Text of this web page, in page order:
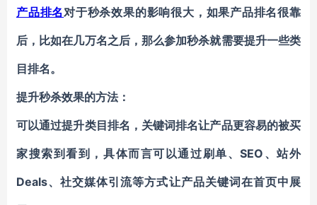
产品排名对于秒杀效果的影响很大，如果产品排名很靠
后，比如在几万名之后，那么参加秒杀就需要提升一些类
目排名。
提升秒杀效果的方法：
可以通过提升类目排名，关键词排名让产品更容易的被买
家搜索到看到，具体而言可以通过刷单、SEO、站外
Deals、社交媒体引流等方式让产品关键词在首页中展